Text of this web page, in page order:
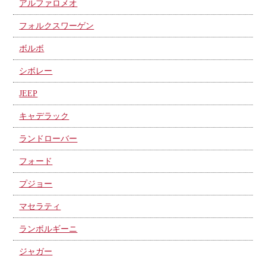
アルファロメオ
フォルクスワーゲン
ボルボ
シボレー
JEEP
キャデラック
ランドローバー
フォード
プジョー
マセラティ
ランボルギーニ
ジャガー